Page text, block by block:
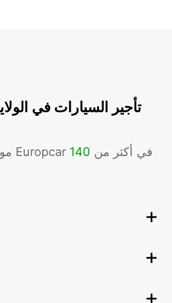
تأجير السيارات في
موقعًا لشركة Europcar في أكثر من 140